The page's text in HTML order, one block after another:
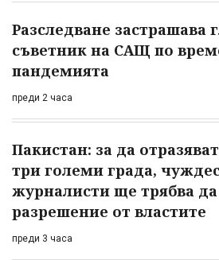
Разследване застрашава
съветник на САЩ по
пандемията
преди 2 часа
Пакистан: за да
три големи града,
журналисти ще трябва да
разрешение от властите
преди 3 часа